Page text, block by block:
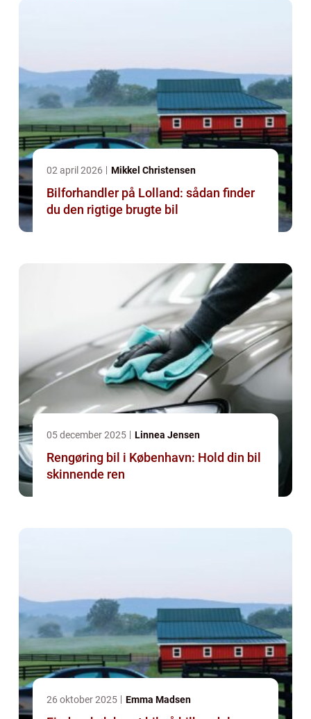
02 april 2026 Mikkel Christensen
Bilforhandler på Lolland: sådan finder
du den rigtige brugte bil
05 december 2025 Linnea Jensen
Rengøring bil i København: Hold din bil
skinnende ren
26 oktober 2025 Emma Madsen